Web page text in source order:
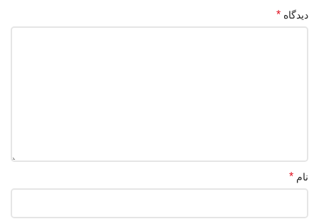
دیدگاه *
نام *